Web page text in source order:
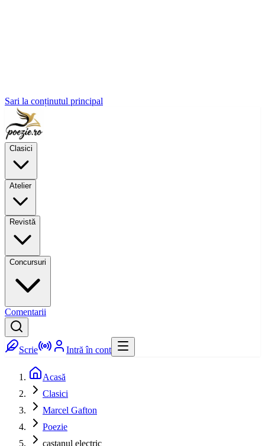
Sari la conținutul principal
Clasici
Atelier
Revistă
Concursuri
Comentarii
Scrie Intră în cont
Acasă
Clasici
Marcel Gafton
Poezie
castanul electric